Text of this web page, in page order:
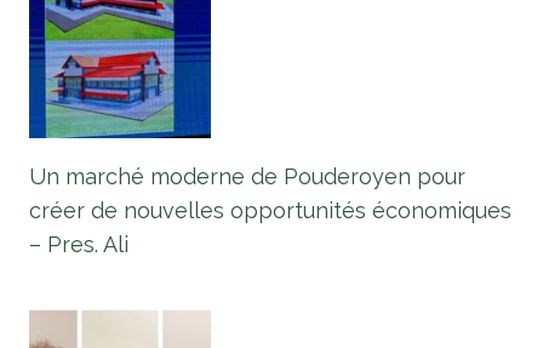
Un marché moderne de Pouderoyen pour
créer de nouvelles opportunités économiques
– Pres. Ali